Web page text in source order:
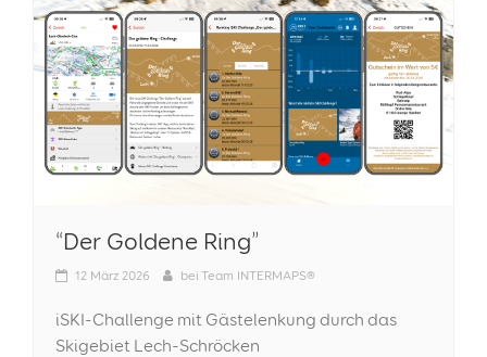
“Der Goldene Ring”
12 März 2026 bei Team INTERMAPS®
iSKI-Challenge mit Gästelenkung durch das
Skigebiet Lech-Schröcken